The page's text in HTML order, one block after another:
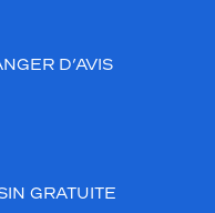
D’AVIS
GRATUITE